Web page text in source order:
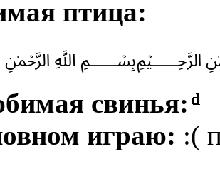
птица:
свинья:ͩͩͩͩͩͩͩͩͩͩͩͩͩͩͩͩͩͩͩͩͩͩͩͩͩͩͩͩͩͩ
играю: :(